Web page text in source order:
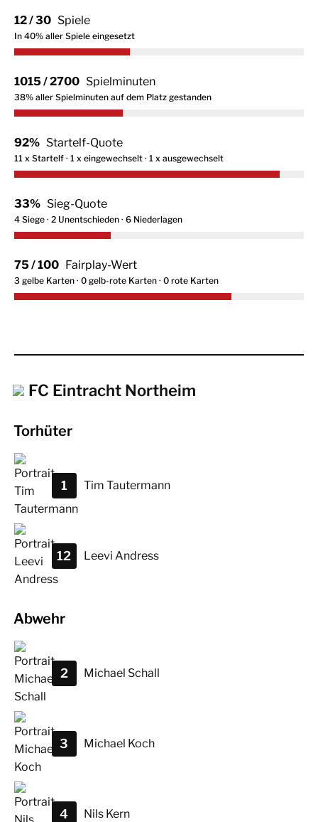
Saison 2016/2017
12 / 30 Spiele
In 40% aller Spiele eingesetzt
1015 / 2700 Spielminuten
38% aller Spielminuten auf dem Platz gestanden
92% Startelf-Quote
11 x Startelf · 1 x eingewechselt · 1 x ausgewechselt
33% Sieg-Quote
4 Siege · 2 Unentschieden · 6 Niederlagen
75 / 100 Fairplay-Wert
3 gelbe Karten · 0 gelb-rote Karten · 0 rote Karten
FC Eintracht Northeim
Torhüter
Tim Tautermann
1
Leevi Andress
12
Abwehr
Michael Schall
2
Michael Koch
3
Nils Kern
4